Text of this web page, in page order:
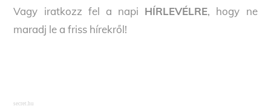
Vagy iratkozz fel a napi HÍRLEVÉLRE, hogy ne
maradj le a friss hírekről!
secret.hu